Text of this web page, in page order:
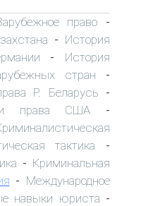
право -
- История
- История
стран -
Р. Беларусь -
и права США -
тактика -
- Криминальная
- Международное
навыки юриста -